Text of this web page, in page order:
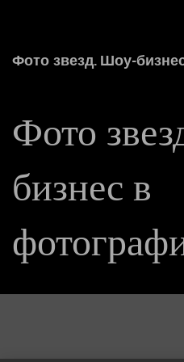
Фото звезд. Шоу-
Фото
бизнес в